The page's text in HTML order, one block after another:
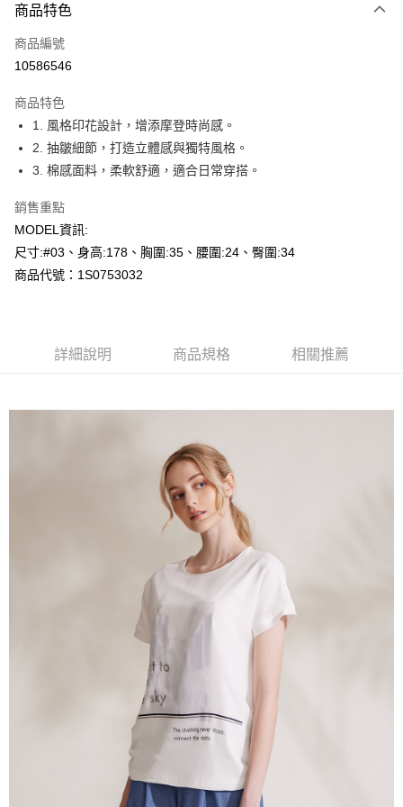
信用卡一次付款
超商取貨付款
Apple Pay
悠遊付
全盈+PAY
AFTEE先享後付
相關說明
１．簡單：不需註冊會員、不需綁卡、不需儲值。
２．便利：只要手機號碼，簡訊認證，即可結帳。
【「AFTEE先享後付」結帳流程】
結帳頁面，進行簡訊認證並確認金額後，即可完成結帳。
２．訂單成立數日內，您將收到繳費通知簡訊。
３．收到繳費通知簡訊後14天內，點擊此簡訊中的連結，可透過四大超商／
ATM／網路銀行／等多元方式進行付款，方視為交易完成。
※ 請注意：結帳手續完成當下不需立刻繳費，但若您需要取消訂單，請聯絡
購買商品的店家。未經商家同意取消之訂單仍視為有效，需透過AFTEE先享
※ 交易是否成功請以「AFTEE先享後付 」之結帳頁面顯示為準，若有關於
是否繳費成功／繳費後需取消欲退款等相關疑問，請聯繫「AFTEE先享後付
https://netprotections.freshdesk.com/support/home
１．透過由恩沛科技股份有限公司提供之「AFTEE先享後付」服務完成之交
易，需依本服務之必要範圍內提供個人資料，並將交易相關給付款項請求債
權轉讓予恩沛科技股份有限公司。
２．關於個人資料處理事宜，請瀏覽以下網址：
https://aftee.tw/terms/#terms3
３．未成年的使用者請事先徵得法定代理人或監護人之同意方可使用
「AFTEE先享後付」，若未經同意申辦者引起之損失，本公司不負相關責
４．使用「AFTEE先享後付」時，將依據個別帳號之用戶狀況，依本公司即
時審查核予不同之上限額度；若仍有額度不足之情形，本公司將視審查結果
請求用戶進行身份認證。
全家--滿2000元免運
付款後全家取貨---滿2000元免運
每筆NT$60，滿NT$2,000(含以上)免運費
付款後7-11取貨---滿2000元免運
每筆NT$60，滿NT$2,000(含以上)免運費
每筆NT$120，滿NT$2,000(含以上)免運費
商品特色
商品編號
10586546
商品特色
1. 風格印花設計，增添摩登時尚感。
2. 抽皺細節，打造立體感與獨特風格。
3. 棉感面料，柔軟舒適，適合日常穿搭。
銷售重點
MODEL資訊:
尺寸:#03、身高:178、胸圍:35、腰圍:24、臀圍:34
商品代號：1S0753032
詳細說明 商品規格 相關推薦